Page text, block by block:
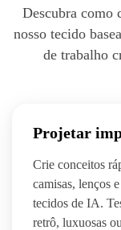
Descubra como
nosso tecido
de trabalho
Projetar
Crie conceitos
camisas, lenços
tecidos de IA.
retrô, luxuosas